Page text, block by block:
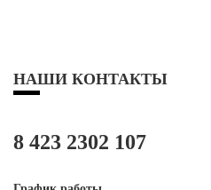
НАШИ КОНТАКТЫ
8 423 2302 107